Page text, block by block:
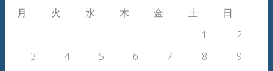
月
火 水 木 金 土 日
1
2
3
4 5 6 7 8
9